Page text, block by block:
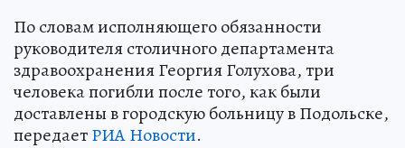
По словам исполняющего обязанности
руководителя столичного департамента
здравоохранения Георгия Голухова, три
человека погибли после того, как были
доставлены в городскую больницу в Подольске,
передаетРИА Новости.